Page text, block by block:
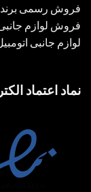
فروش رسمی برند
فروش لوازم
لوازم جانبی
نماد اعتماد